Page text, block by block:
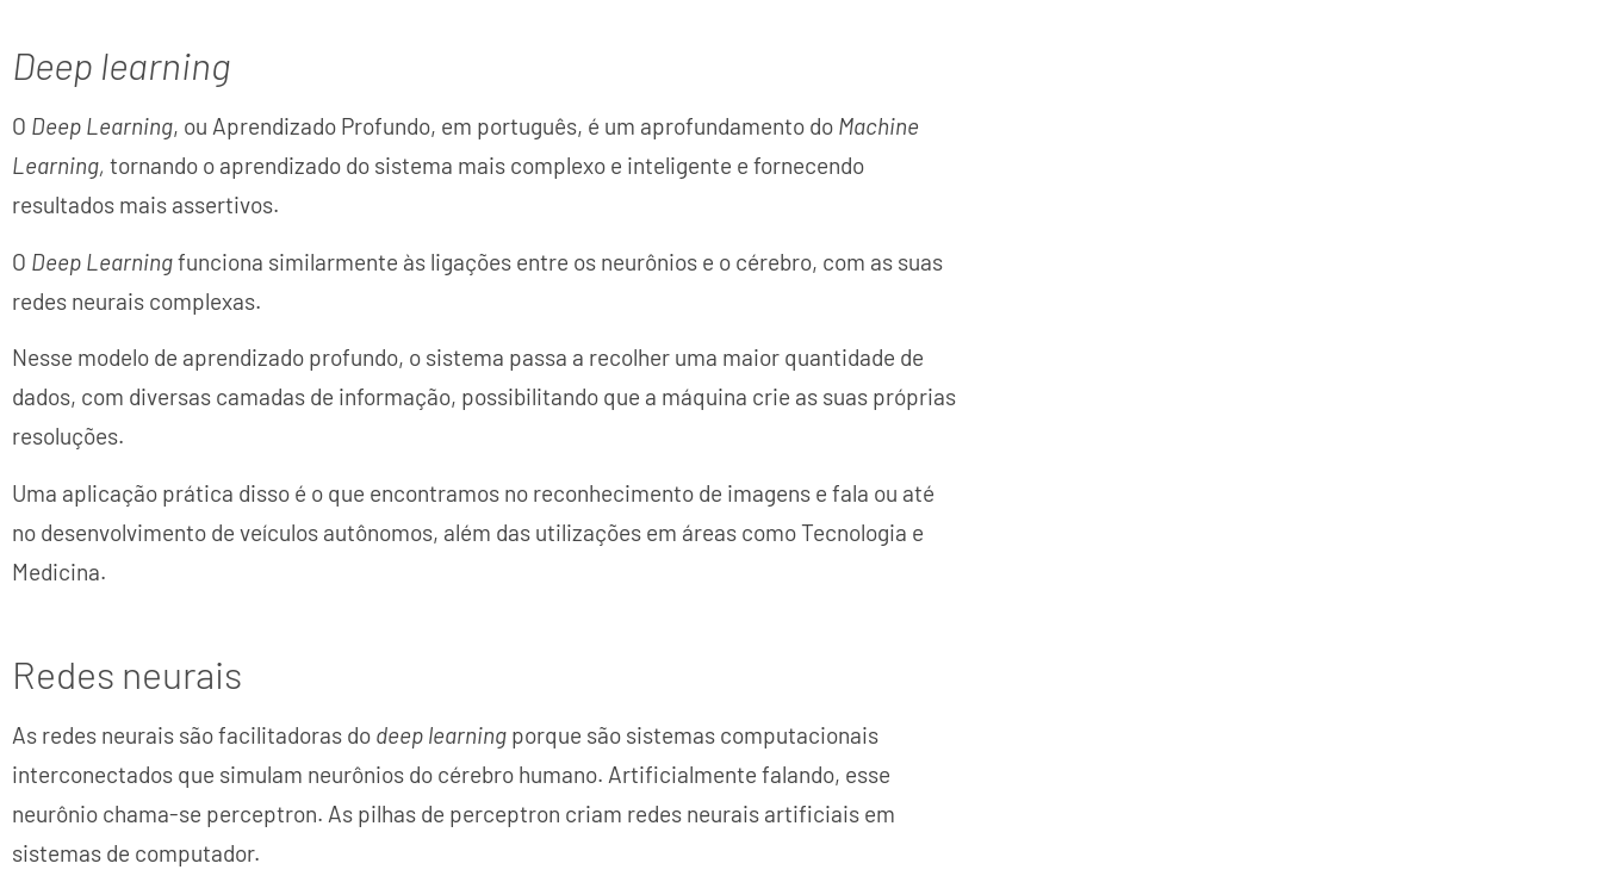
Deep learning
O Deep Learning, ou Aprendizado Profundo, em português, é um aprofundamento do Machine
Learning, tornando o aprendizado do sistema mais complexo e inteligente e fornecendo
resultados mais assertivos.
O Deep Learningfunciona similarmente às ligações entre os neurônios e o cérebro, com as suas
redes neurais complexas.
Nesse modelo de aprendizado profundo, o sistema passa a recolher uma maior quantidade de
dados, com diversas camadas de informação, possibilitando que a máquina crie as suas próprias
resoluções.
Uma aplicação prática disso é o que encontramos no reconhecimento de imagens e fala ou até
no desenvolvimento de veículos autônomos, além das utilizações em áreas como Tecnologia e
Medicina.
Redes neurais
As redes neurais são facilitadoras do deep learning porque são sistemas computacionais
interconectados que simulam neurônios do cérebro humano. Artificialmente falando, esse
neurônio chama-se perceptron. As pilhas de perceptron criam redes neurais artificiais em
sistemas de computador.